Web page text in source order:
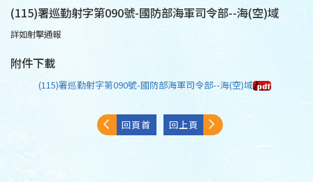
(115)署巡勤射字第090號-國防部海軍司令部--海(空)域
詳如射擊通報
附件下載
(115)署巡勤射字第090號-國防部海軍司令部--海(空)域
回頁首 回上頁